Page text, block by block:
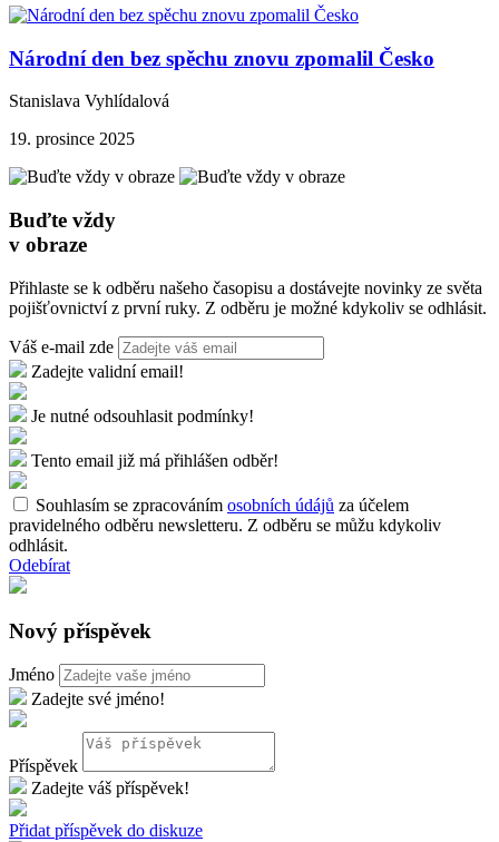
Národní den bez spěchu znovu zpomalil Česko
Stanislava Vyhlídalová
19. prosince 2025
Buďte vždy
v obraze
Přihlaste se k odběru našeho časopisu a dostávejte novinky ze světa
pojišťovnictví z první ruky. Z odběru je možné kdykoliv se odhlásit.
Váš e-mail zde
Zadejte validní email!
Je nutné odsouhlasit podmínky!
Tento email již má přihlášen odběr!
Souhlasím se zpracováním osobních údájů za účelem
pravidelného odběru newsletteru. Z odběru se můžu kdykoliv
odhlásit.
Odebírat
Nový příspěvek
Jméno
Zadejte své jméno!
Příspěvek
Zadejte váš příspěvek!
Přidat příspěvek do diskuze